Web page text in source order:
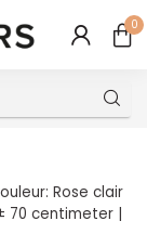
0
Rose clair
70 centimeter |